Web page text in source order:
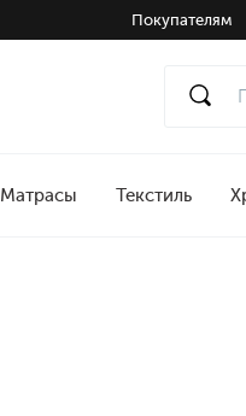
Покупателям
Матрасы Текстиль